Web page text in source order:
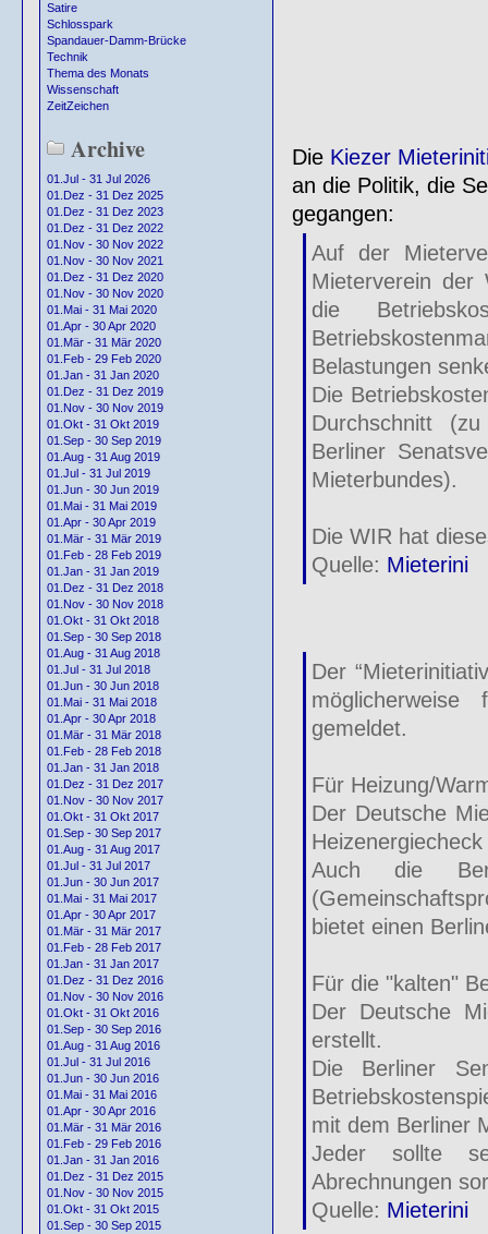
Satire
Schlosspark
Spandauer-Damm-Brücke
Technik
Thema des Monats
Wissenschaft
ZeitZeichen
Archive
01.Jul - 31 Jul 2026
01.Dez - 31 Dez 2025
01.Dez - 31 Dez 2023
01.Dez - 31 Dez 2022
01.Nov - 30 Nov 2022
01.Nov - 30 Nov 2021
01.Dez - 31 Dez 2020
01.Nov - 30 Nov 2020
01.Mai - 31 Mai 2020
01.Apr - 30 Apr 2020
01.Mär - 31 Mär 2020
01.Feb - 29 Feb 2020
01.Jan - 31 Jan 2020
01.Dez - 31 Dez 2019
01.Nov - 30 Nov 2019
01.Okt - 31 Okt 2019
01.Sep - 30 Sep 2019
01.Aug - 31 Aug 2019
01.Jul - 31 Jul 2019
01.Jun - 30 Jun 2019
01.Mai - 31 Mai 2019
01.Apr - 30 Apr 2019
01.Mär - 31 Mär 2019
01.Feb - 28 Feb 2019
01.Jan - 31 Jan 2019
01.Dez - 31 Dez 2018
01.Nov - 30 Nov 2018
01.Okt - 31 Okt 2018
01.Sep - 30 Sep 2018
01.Aug - 31 Aug 2018
01.Jul - 31 Jul 2018
01.Jun - 30 Jun 2018
01.Mai - 31 Mai 2018
01.Apr - 30 Apr 2018
01.Mär - 31 Mär 2018
01.Feb - 28 Feb 2018
01.Jan - 31 Jan 2018
01.Dez - 31 Dez 2017
01.Nov - 30 Nov 2017
01.Okt - 31 Okt 2017
01.Sep - 30 Sep 2017
01.Aug - 31 Aug 2017
01.Jul - 31 Jul 2017
01.Jun - 30 Jun 2017
01.Mai - 31 Mai 2017
01.Apr - 30 Apr 2017
01.Mär - 31 Mär 2017
01.Feb - 28 Feb 2017
01.Jan - 31 Jan 2017
01.Dez - 31 Dez 2016
01.Nov - 30 Nov 2016
01.Okt - 31 Okt 2016
01.Sep - 30 Sep 2016
01.Aug - 31 Aug 2016
01.Jul - 31 Jul 2016
01.Jun - 30 Jun 2016
01.Mai - 31 Mai 2016
01.Apr - 30 Apr 2016
01.Mär - 31 Mär 2016
01.Feb - 29 Feb 2016
01.Jan - 31 Jan 2016
01.Dez - 31 Dez 2015
01.Nov - 30 Nov 2015
01.Okt - 31 Okt 2015
01.Sep - 30 Sep 2015
Die Kiezer
an die Politik, die
gegangen:
Auf der
Mieterverein der
die
Belastungen
Die
Durchschnitt
Berliner
Mieterbundes).
Die WIR hat
Quelle: Mieterini
Der
möglicherweise
gemeldet.
Für Heizung/
Der Deutsche
Heizenergiecheck
Auch die
bietet einen
Für die "kalten"
Der Deutsche
erstellt.
Die Berliner
mit dem Berliner
Jeder sollte
Abrechnungen
Quelle: Mieterini